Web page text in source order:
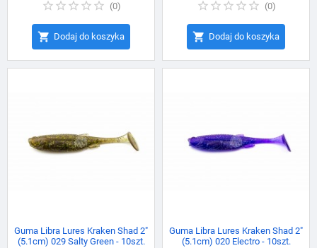
(0)
 Dodaj do koszyka
(0)
 Dodaj do koszyka
Guma Libra Lures Kraken Shad 2"
(5.1cm) 029 Salty Green - 10szt.
Guma Libra Lures Kraken Shad 2"
(5.1cm) 020 Electro - 10szt.